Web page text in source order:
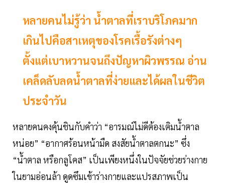
หลายคนไม่รู้ว่า น้ำตาลที่เราบริโภคมาก
เกินไปคือสาเหตุของโรคเรื้อรังต่างๆ
ตั้งแต่เบาหวานจนถึงปัญหาผิวพรรณ อ่าน
เคล็ดลับลดน้ำตาลที่ง่ายและได้ผลในชีวิต
ประจำวัน
หลายคนคงคุ้นชินกับคำว่า “อารมณ์ไม่ดีต้องเติมน้ำตาล
หน่อย” “อากาศร้อนหน้ามืด สงสัยน้ำตาลตกนะ” ซึ่ง
“น้ำตาล หรือกลูโคส” เป็นเพียงหนึ่งในปัจจัยช่วยร่างกาย
ในยามอ่อนล้า ดูดซึมเข้าร่างกายและแปรสภาพเป็น